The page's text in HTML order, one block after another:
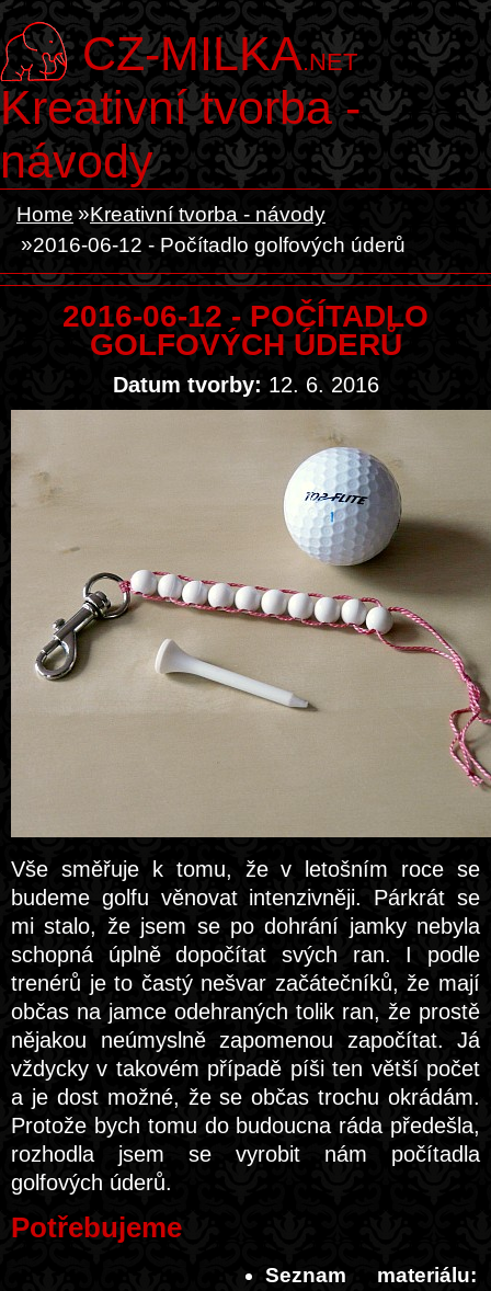
CZ-MILKA.NET
Kreativní tvorba -
návody
Home
Kreativní tvorba - návody
2016-06-12 - Počítadlo golfových úderů
2016-06-12 - POČÍTADLO
GOLFOVÝCH ÚDERŮ
Datum tvorby: 12. 6. 2016
Vše směřuje k tomu, že v letošním roce se
budeme golfu věnovat intenzivněji. Párkrát se
mi stalo, že jsem se po dohrání jamky nebyla
schopná úplně dopočítat svých ran. I podle
trenérů je to častý nešvar začátečníků, že mají
občas na jamce odehraných tolik ran, že prostě
nějakou neúmyslně zapomenou započítat. Já
vždycky v takovém případě píši ten větší počet
a je dost možné, že se občas trochu okrádám.
Protože bych tomu do budoucna ráda předešla,
rozhodla jsem se vyrobit nám počítadla
golfových úderů.
Potřebujeme
Seznam materiálu: